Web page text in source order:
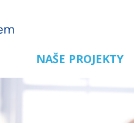
NAŠE PROJEKTY